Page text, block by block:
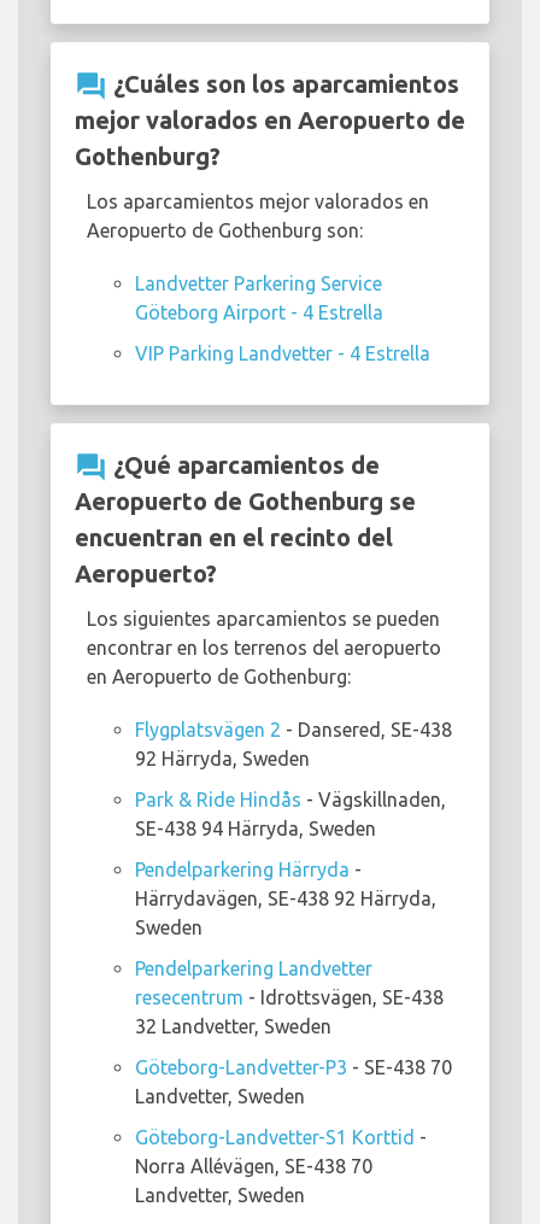
question_answer ¿Cuáles son los aparcamientos
mejor valorados en Aeropuerto de
Gothenburg?
Los aparcamientos mejor valorados en
Aeropuerto de Gothenburg son:
Landvetter Parkering Service
Göteborg Airport - 4 Estrella
VIP Parking Landvetter - 4 Estrella
question_answer ¿Qué aparcamientos de
Aeropuerto de Gothenburg se
encuentran en el recinto del
Aeropuerto?
Los siguientes aparcamientos se pueden
encontrar en los terrenos del aeropuerto
en Aeropuerto de Gothenburg:
Flygplatsvägen 2 - Dansered, SE-438
92 Härryda, Sweden
Park & Ride Hindås - Vägskillnaden,
SE-438 94 Härryda, Sweden
Pendelparkering Härryda -
Härrydavägen, SE-438 92 Härryda,
Sweden
Pendelparkering Landvetter
resecentrum - Idrottsvägen, SE-438
32 Landvetter, Sweden
Göteborg-Landvetter-P3 - SE-438 70
Landvetter, Sweden
Göteborg-Landvetter-S1 Korttid -
Norra Allévägen, SE-438 70
Landvetter, Sweden